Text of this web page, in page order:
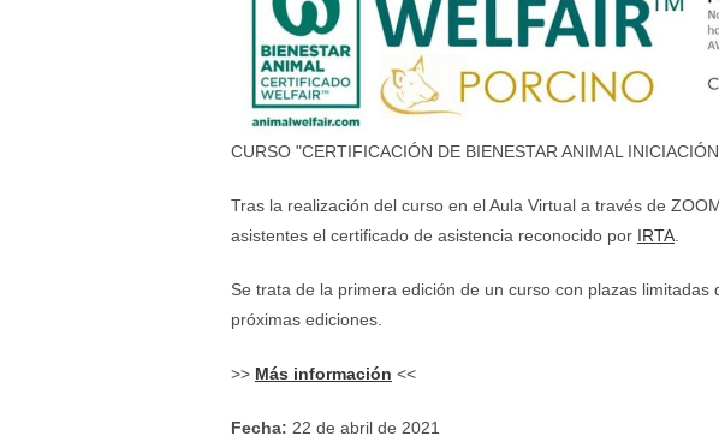
CURSO "CERTIFICACIÓN DE BIENESTAR ANIMAL
Tras la realización del curso en el Aula Virtual a través de
asistentes el certificado de asistencia reconocido por IRTA
Se trata de la primera edición de un curso con plazas limitadas
próximas ediciones.
>> Más información <<
Fecha: 22 de abril de 2021